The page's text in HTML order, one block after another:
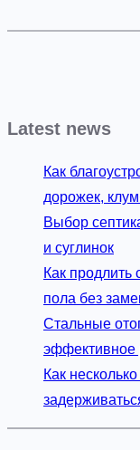
Latest news
Как
дорожек,
Выбор
и суглинок
Как продлить
пола без
Стальные
эффективное
Как